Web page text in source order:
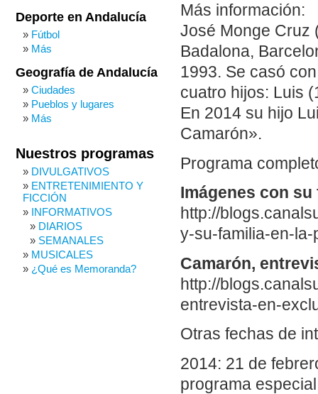
Más información:
José Monge Cruz
Badalona,
1993. Se casó
cuatro hijos: Luis
En 2014 su hijo
Camarón».
Programa
Imágenes con su
http://
y-su-familia-en-
Camarón,
http://
entrevista-en-
Otras fechas de
2014: 21 de
programa
Deporte en Andalucía
Fútbol
Más
Geografía de Andalucía
Ciudades
Pueblos y lugares
Más
Nuestros programas
DIVULGATIVOS
ENTRETENIMIENTO Y
FICCIÓN
INFORMATIVOS
DIARIOS
SEMANALES
MUSICALES
¿Qué es Memoranda?